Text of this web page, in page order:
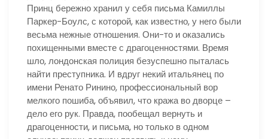
Принц бережно хранил у себя письма Камиллы
Паркер-Боулс, с которой, как известно, у него были
весьма нежные отношения. Они-то и оказались
похищенными вместе с драгоценностями. Время
шло, лондонская полиция безуспешно пыталась
найти преступника. И вдруг некий итальянец по
имени Ренато Ринино, профессиональный вор
мелкого пошиба, объявил, что кража во дворце –
дело его рук. Правда, пообещал вернуть и
драгоценности, и письма, но только в одном